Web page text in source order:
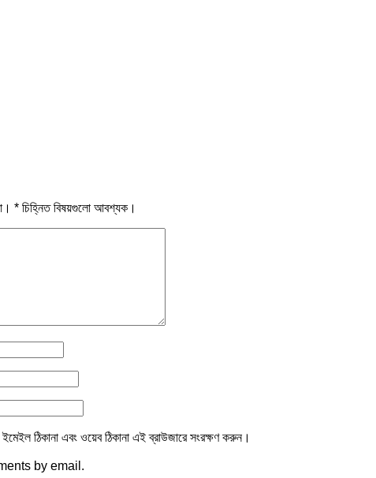
* চিহ্নিত বিষয়গুলো আবশ্যক।
ঠিকানা এবং ওয়েব ঠিকানা এই ব্রাউজারে সংরক্ষণ করুন।
by email.